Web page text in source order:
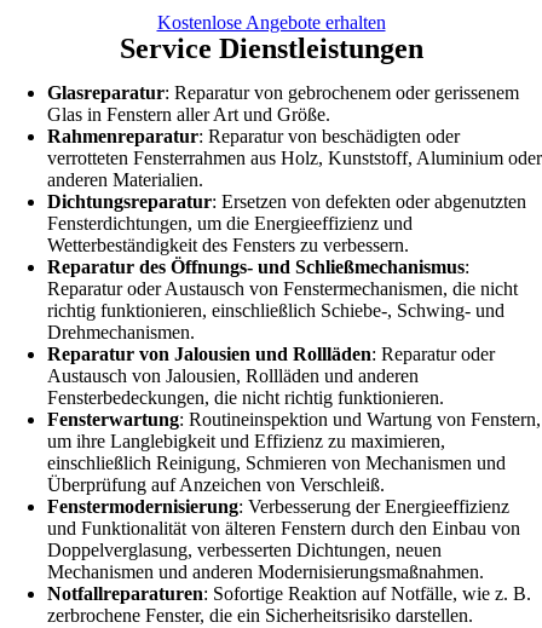
Kostenlose Angebote erhalten
Service Dienstleistungen
Glasreparatur: Reparatur von gebrochenem oder gerissenem
Glas in Fenstern aller Art und Größe.
Rahmenreparatur: Reparatur von beschädigten oder
verrotteten Fensterrahmen aus Holz, Kunststoff, Aluminium oder
anderen Materialien.
Dichtungsreparatur: Ersetzen von defekten oder abgenutzten
Fensterdichtungen, um die Energieeffizienz und
Wetterbeständigkeit des Fensters zu verbessern.
Reparatur des Öffnungs- und Schließmechanismus:
Reparatur oder Austausch von Fenstermechanismen, die nicht
richtig funktionieren, einschließlich Schiebe-, Schwing- und
Drehmechanismen.
Reparatur von Jalousien und Rollläden: Reparatur oder
Austausch von Jalousien, Rollläden und anderen
Fensterbedeckungen, die nicht richtig funktionieren.
Fensterwartung: Routineinspektion und Wartung von Fenstern,
um ihre Langlebigkeit und Effizienz zu maximieren,
einschließlich Reinigung, Schmieren von Mechanismen und
Überprüfung auf Anzeichen von Verschleiß.
Fenstermodernisierung: Verbesserung der Energieeffizienz
und Funktionalität von älteren Fenstern durch den Einbau von
Doppelverglasung, verbesserten Dichtungen, neuen
Mechanismen und anderen Modernisierungsmaßnahmen.
Notfallreparaturen: Sofortige Reaktion auf Notfälle, wie z. B.
zerbrochene Fenster, die ein Sicherheitsrisiko darstellen.